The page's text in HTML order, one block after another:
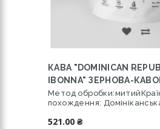
КАВА "DOMINICAN
IBONNA" ЗЕРНОВА-
Метод
похождення:
521.00 ₴